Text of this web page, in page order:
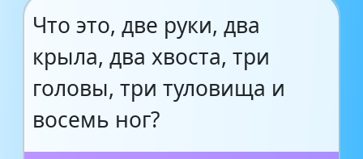
Что это, две руки, два
крыла, два хвоста, три
головы, три туловища и
восемь ног?